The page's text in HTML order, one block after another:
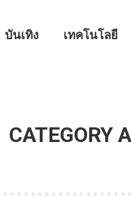
บันเทิง เทคโนโลยี
CATEGORY